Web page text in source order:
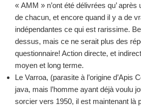
« AMM » n’ont été délivrées qu’
de chacun, et encore quand il y a de
indépendantes ce qui est rarissime.
dessus, mais ce ne serait plus des
questionnaire! Action directe, et
moyen et long terme.
Le Varroa, (parasite à l’origine d’Apis
java, mais l’homme ayant déjà voulu
sorcier vers 1950, il est maintenant là